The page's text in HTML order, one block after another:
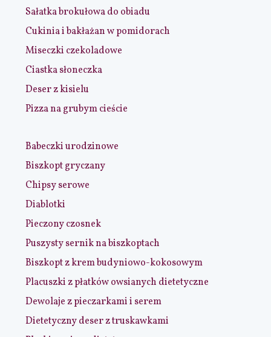
Sałatka brokułowa do obiadu
Cukinia i bakłażan w pomidorach
Miseczki czekoladowe
Ciastka słoneczka
Deser z kisielu
Pizza na grubym cieście
Babeczki urodzinowe
Biszkopt gryczany
Chipsy serowe
Diablotki
Pieczony czosnek
Puszysty sernik na biszkoptach
Biszkopt z krem budyniowo-kokosowym
Placuszki z płatków owsianych dietetyczne
Dewolaje z pieczarkami i serem
Dietetyczny deser z truskawkami